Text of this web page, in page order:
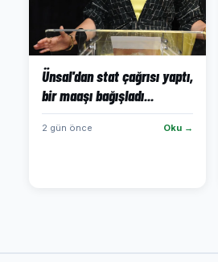
Ünsal'dan stat çağrısı yaptı,
bir maaşı bağışladı...
2 gün önce Oku →